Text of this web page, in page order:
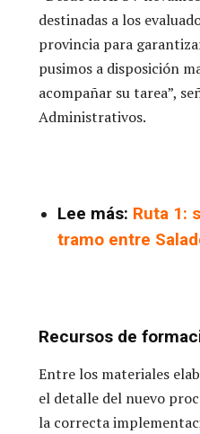
destinadas a los
provincia para
pusimos a disposición
acompañar su tarea”,
Administrativos.
Lee más: Ruta 1:
tramo entre
Recursos de
Entre los materiales
el detalle del nuevo
la correcta